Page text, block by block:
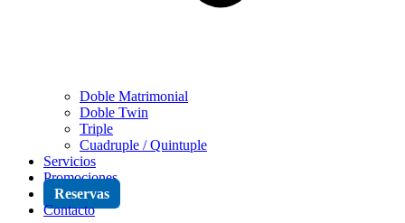
Doble Matrimonial
Doble Twin
Triple
Cuadruple / Quintuple
Servicios
Promociones
Reservas
Contacto